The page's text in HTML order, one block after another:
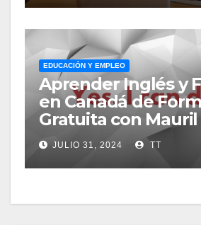
EDUCACIÓN Y EMPLEO
Aprender Inglés y
en Canadá de
Gratuita con Mauril
JULIO 31, 2024 TT